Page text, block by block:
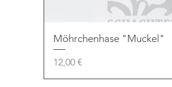
Möhrchenhase "Muckel"
Preis
12,00 €